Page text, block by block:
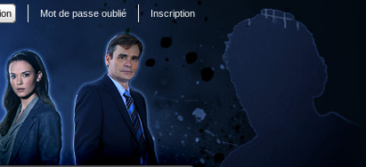
Inscription
Mot de passe oublié